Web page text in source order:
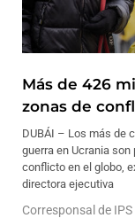
Más de 426
zonas de
DUBÁI – Los más de
guerra en Ucrania
conflicto en el globo,
directora ejecutiva
Corresponsal de IPS